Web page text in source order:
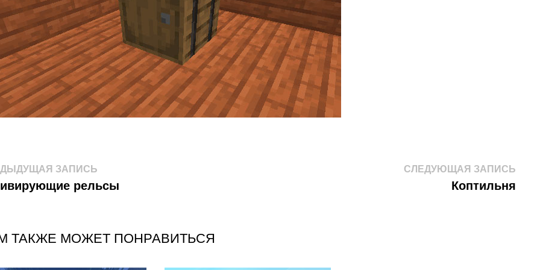
ЗАПИСЬ
запись:
рельсы
СЛЕДУЮЩАЯ ЗАПИСЬ
Коптильня
ТАКЖЕ МОЖЕТ ПОНРАВИТЬСЯ